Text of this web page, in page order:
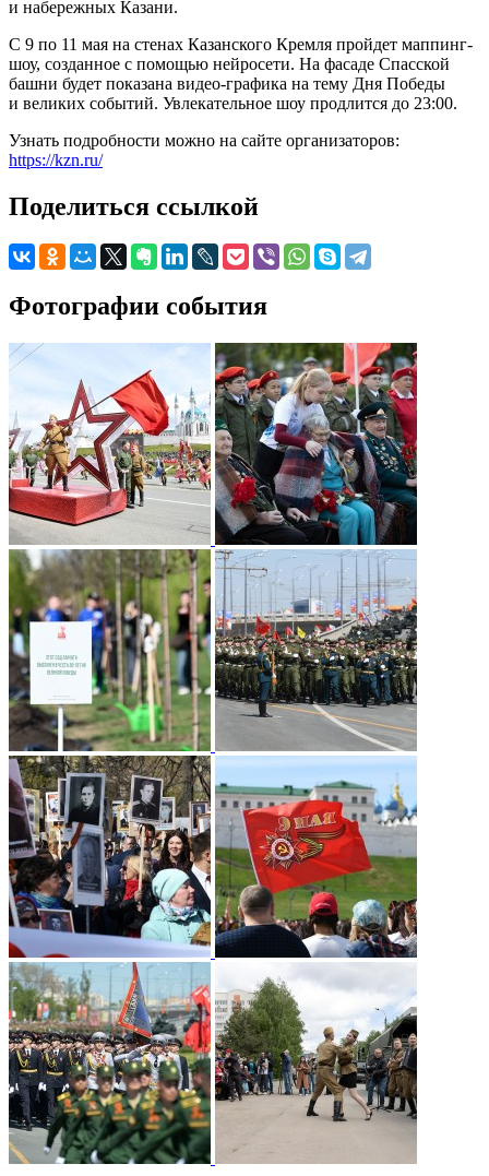
и набережных Казани.
С 9 по 11 мая на стенах Казанского Кремля пройдет маппинг-
шоу, созданное с помощью нейросети. На фасаде Спасской
башни будет показана видео-графика на тему Дня Победы
и великих событий. Увлекательное шоу продлится до 23:00.
Узнать подробности можно на сайте организаторов:
https://kzn.ru/
Поделиться ссылкой
Фотографии события